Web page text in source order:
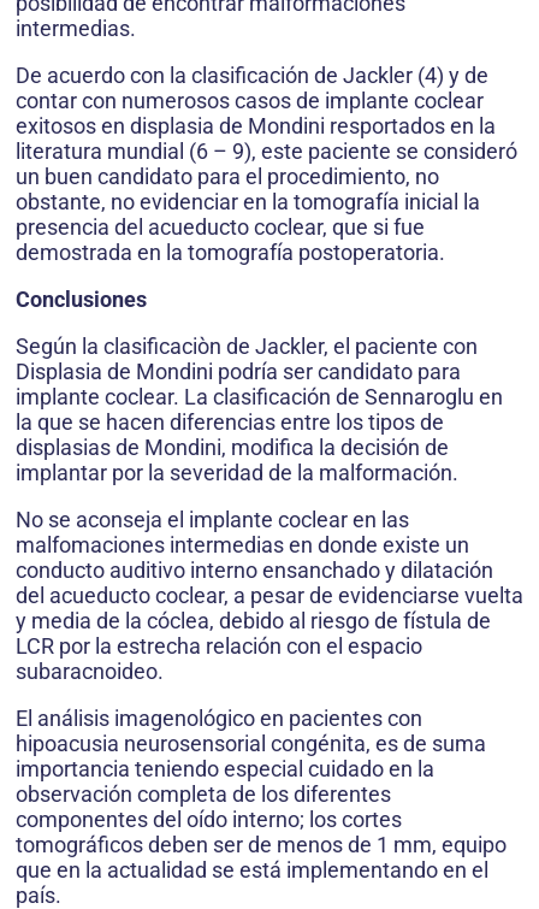
intermedias.
De acuerdo con la clasificación de Jackler (4) y de
contar con numerosos casos de implante coclear
exitosos en displasia de Mondini resportados en la
literatura mundial (6 – 9), este paciente se consideró
un buen candidato para el procedimiento, no
obstante, no evidenciar en la tomografía inicial la
presencia del acueducto coclear, que si fue
demostrada en la tomografía postoperatoria.
Conclusiones
Según la clasificaciòn de Jackler, el paciente con
Displasia de Mondini podría ser candidato para
implante coclear. La clasificación de Sennaroglu en
la que se hacen diferencias entre los tipos de
displasias de Mondini, modifica la decisión de
implantar por la severidad de la malformación.
No se aconseja el implante coclear en las
malfomaciones intermedias en donde existe un
conducto auditivo interno ensanchado y dilatación
del acueducto coclear, a pesar de evidenciarse vuelta
y media de la cóclea, debido al riesgo de fístula de
LCR por la estrecha relación con el espacio
subaracnoideo.
El análisis imagenológico en pacientes con
hipoacusia neurosensorial congénita, es de suma
importancia teniendo especial cuidado en la
observación completa de los diferentes
componentes del oído interno; los cortes
tomográficos deben ser de menos de 1 mm, equipo
que en la actualidad se está implementando en el
país.